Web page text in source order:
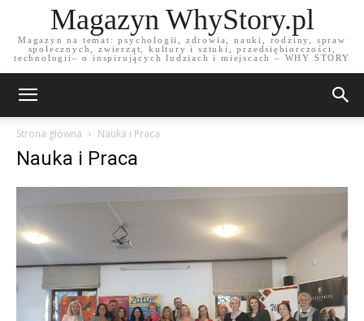
Magazyn WhyStory.pl
Magazyn na temat: psychologii, zdrowia, nauki, rodziny, spraw
społecznych, zwierząt, kultury i sztuki, przedsiębiorczości,
technologii– o inspirujących ludziach i miejscach – WHY STORY
Strona główna Nauka i Praca
Nauka i Praca